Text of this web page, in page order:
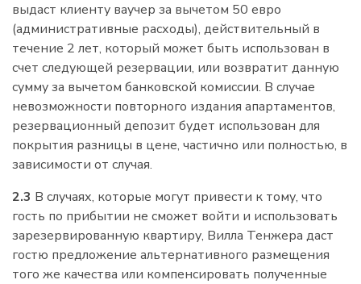
выдаст клиенту ваучер за вычетом 50 евро
(административные расходы), действительный в
течение 2 лет, который может быть использован в
счет следующей резервации, или возвратит данную
сумму за вычетом банковской комиссии. В случае
невозможности повторного издания апартаментов,
резервационный депозит будет использован для
покрытия разницы в цене, частично или полностью, в
зависимости от случая.
2.3 В случаях, которые могут привести к тому, что
гость по прибытии не сможет войти и использовать
зарезервированную квартиру, Вилла Тенжера даст
гостю предложение альтернативного размещения
того же качества или компенсировать полученные